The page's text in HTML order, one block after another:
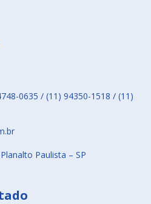
0635 / (11) 94350-1518 / (11)
Paulista – SP